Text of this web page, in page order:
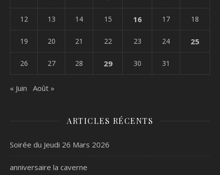
12 13 14 15 16 17 18
19 20 21 22 23 24 25
26 27 28 29 30 31
« Juin Août »
ARTICLES RÉCENTS
Soirée du Jeudi 26 Mars 2026
anniversaire la caverne